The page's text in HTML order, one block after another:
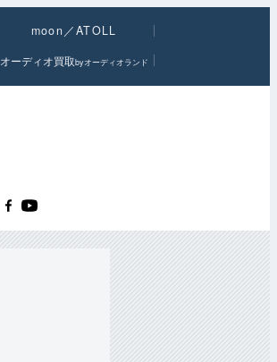
moon／ATOLL
オーディオ買取byオーディオランド